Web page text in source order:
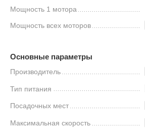
Мощность 1 мотора
Мощность всех моторов
Основные параметры
Производитель
Тип питания
Посадочных мест
Максимальная скорость